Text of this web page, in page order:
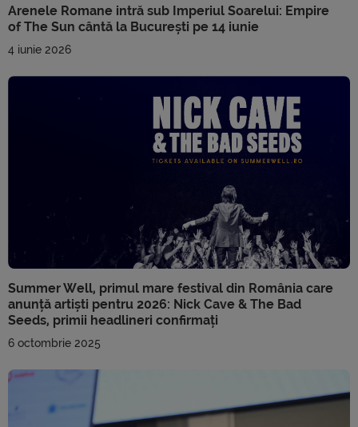
Arenele Romane intră sub Imperiul Soarelui: Empire
of The Sun cântă la București pe 14 iunie
4 iunie 2026
Summer Well, primul mare festival din România care
anunță artiști pentru 2026: Nick Cave & The Bad
Seeds, primii headlineri confirmați
6 octombrie 2025